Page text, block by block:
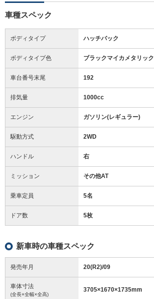
車種スペック
ボディタイプ ハッチバック
ボディタイプ色 ブラックマイカメタリック
車台番号末尾 192
排気量 1000cc
エンジン ガソリン(レギュラー)
駆動方式 2WD
ハンドル 右
ミッション その他AT
乗車定員 5名
ドア数 5枚
新車時の車種スペック
発売年月 20(R2)/09
車体寸法
(全長×全幅×全高)
3705×1670×1735mm